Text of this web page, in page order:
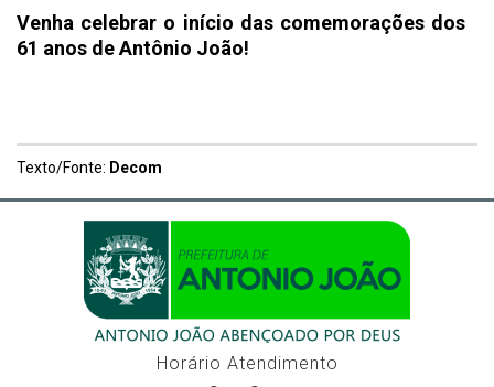
Venha celebrar o início das comemorações dos
61 anos de Antônio João!
Texto/Fonte: Decom
Horário Atendimento